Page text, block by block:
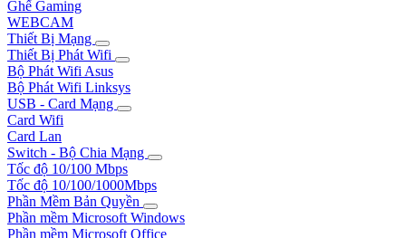
Ghế Gaming
WEBCAM
Thiết Bị Mạng
Thiết Bị Phát Wifi
Bộ Phát Wifi Asus
Bộ Phát Wifi Linksys
USB - Card Mạng
Card Wifi
Card Lan
Switch - Bộ Chia Mạng
Tốc độ 10/100 Mbps
Tốc độ 10/100/1000Mbps
Phần Mềm Bản Quyền
Phần mềm Microsoft Windows
Phần mềm Microsoft Office